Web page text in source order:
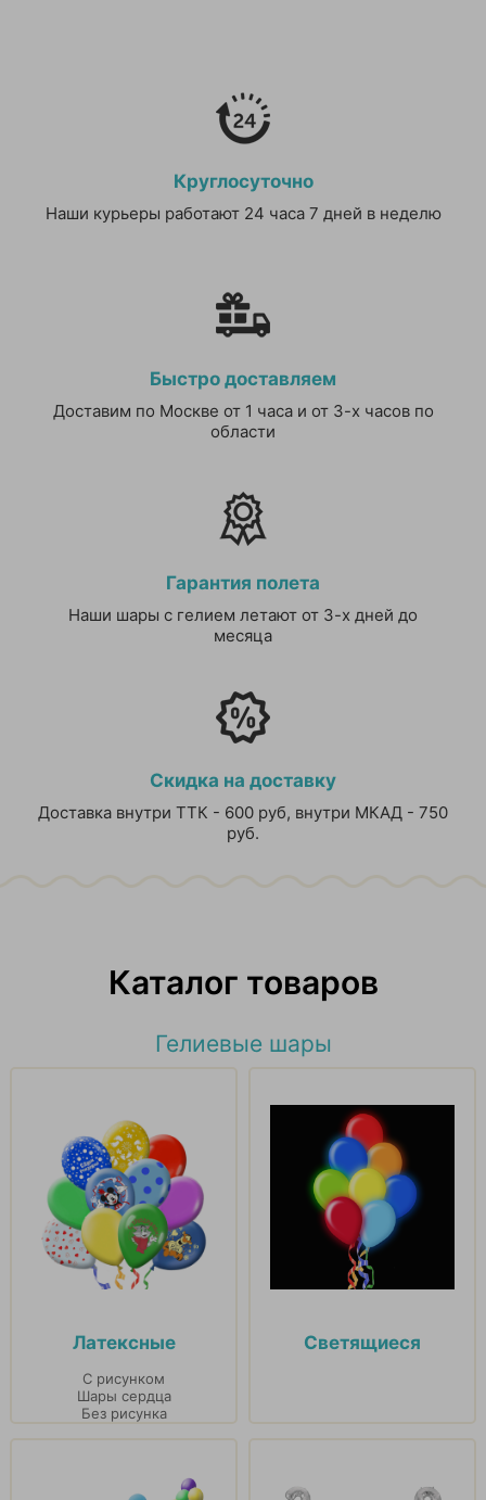
Круглосуточно
Наши курьеры работают 24 часа 7 дней в неделю
Быстро доставляем
Доставим по Москве от 1 часа и от 3-х часов по
области
Гарантия полета
Наши шары с гелием летают от 3-х дней до
месяца
Скидка на доставку
Доставка внутри ТТК - 600 руб, внутри МКАД - 750
руб.
Каталог товаров
Гелиевые шары
Латексные
С рисунком
Шары сердца
Без рисунка
Светящиеся